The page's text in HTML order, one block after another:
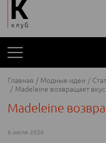
Главная Модные идеи
Madeleine возвращает вкус
Madeleine
6 июля 2026